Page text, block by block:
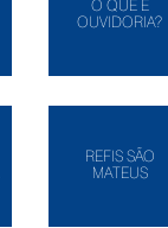
O QUE É
OUVIDORIA?
REFIS SÃO
MATEUS